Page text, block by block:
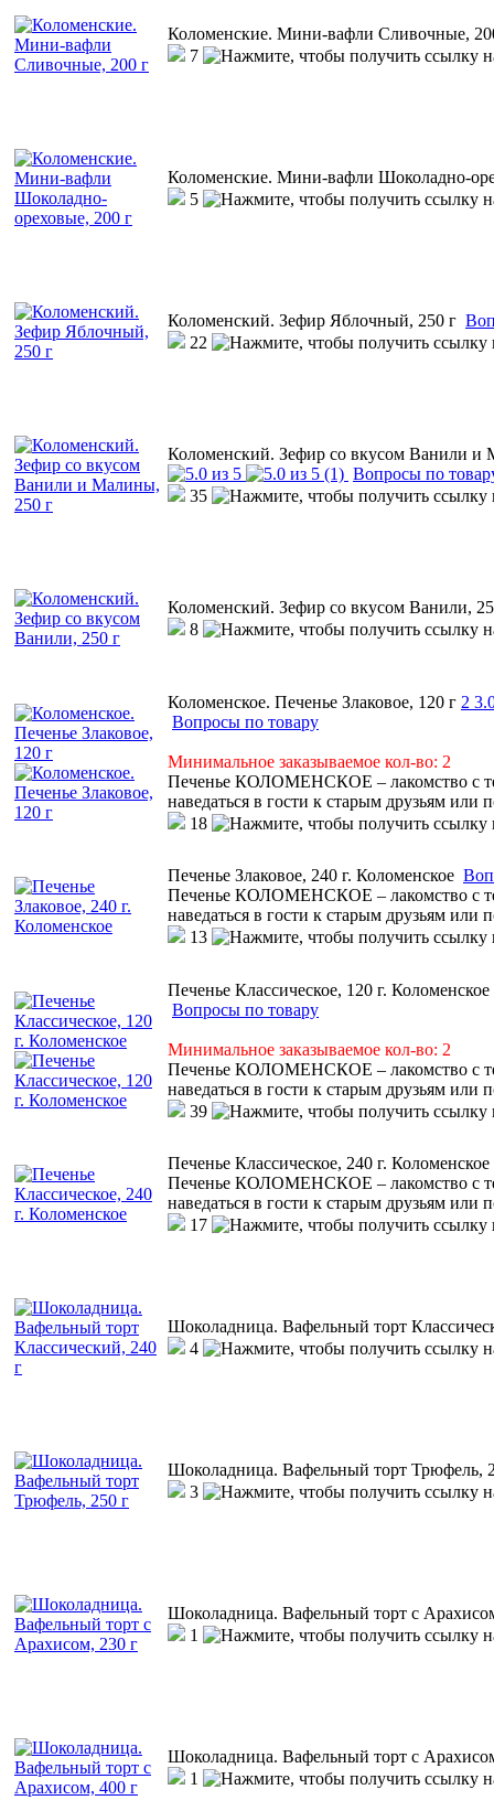
Коломенские. Мини-вафли Сливочные,
7
Коломенские. Мини-вафли Шоколадно-
5
Коломенский. Зефир Яблочный, 250 г
22
Коломенский. Зефир со вкусом Ванили и
(1) Вопросы по
35
Коломенский. Зефир со вкусом Ванили,
8
Коломенское. Печенье Злаковое, 120 г 2
Вопросы по товару
Минимальное заказываемое кол-во: 2
Печенье КОЛОМЕНСКОЕ – лакомство с
наведаться в гости к старым друзьям или
18
Печенье Злаковое, 240 г. Коломенское
Печенье КОЛОМЕНСКОЕ – лакомство с
наведаться в гости к старым друзьям или
13
Печенье Классическое, 120 г. Коломенское
Вопросы по товару
Минимальное заказываемое кол-во: 2
Печенье КОЛОМЕНСКОЕ – лакомство с
наведаться в гости к старым друзьям или
39
Печенье Классическое, 240 г. Коломенское
Печенье КОЛОМЕНСКОЕ – лакомство с
наведаться в гости к старым друзьям или
17
Шоколадница. Вафельный торт
4
Шоколадница. Вафельный торт Трюфель,
3
Шоколадница. Вафельный торт с
1
Шоколадница. Вафельный торт с
1